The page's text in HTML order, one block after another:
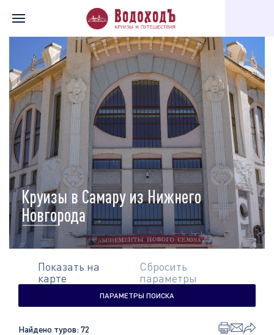
Главная Перечень всех доступных круизов
Круизы в Самару из Нижнего
Новгорода
Показать на
карте
Сбросить
параметры
ПАРАМЕТРЫ ПОИСКА
Найдено туров:72